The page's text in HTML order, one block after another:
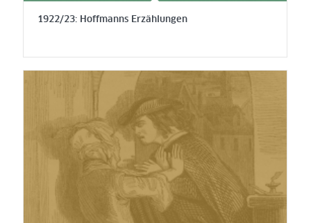
1922/23: Hoffmanns Erzählungen